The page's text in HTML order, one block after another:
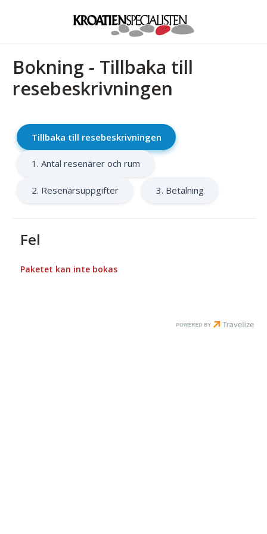
Bokning - Tillbaka till
resebeskrivningen
Tillbaka till resebeskrivningen
1. Antal resenärer och rum
2. Resenärsuppgifter 3. Betalning
Fel
Paketet kan inte bokas